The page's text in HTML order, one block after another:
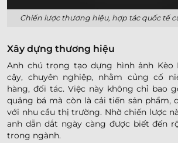
Chiến lược thương hiệu, hợp tác quốc tế
Xây dựng thương hiệu
Anh chú trọng tạo dựng hình ảnh
cậy, chuyên nghiệp, nhằm củng cố
hàng, đối tác. Việc này không chỉ bao
quảng bá mà còn là cải tiến sản phẩm,
với nhu cầu thị trường. Nhờ chiến lược
anh dẫn dắt ngày càng được biết đến
trong ngành.